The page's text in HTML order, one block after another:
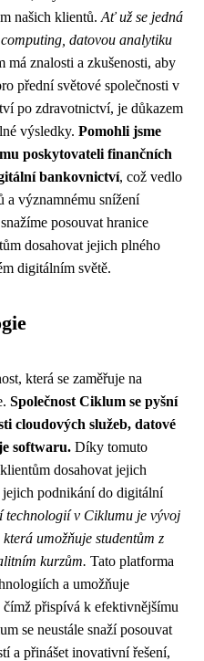
našich klientů. Ať už se jedná
datovou analytiku
má znalosti a zkušenosti, aby
přední světové společnosti v
po zdravotnictví, je důkazem
výsledky. Pomohli jsme
poskytovateli finančních
bankovnictví, což vedlo
a významnému snížení
posouvat hranice
dosahovat jejich plného
digitálním světě.
která se zaměřuje na
Společnost Ciklum se pyšní
cloudových služeb, datové
softwaru. Díky tomuto
dosahovat jejich
podnikání do digitální
technologií v Ciklumu je vývoj
umožňuje studentům z
kurzům. Tato platforma
a umožňuje
přispívá k efektivnějšímu
se neustále snaží posouvat
a přinášet inovativní řešení,